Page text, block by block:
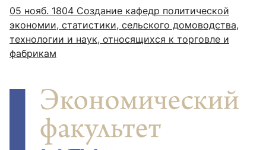
05 нояб. 1804 Создание кафедр политической
экономии, статистики, сельского домоводства,
технологии и наук, относящихся к торговле и
фабрикам